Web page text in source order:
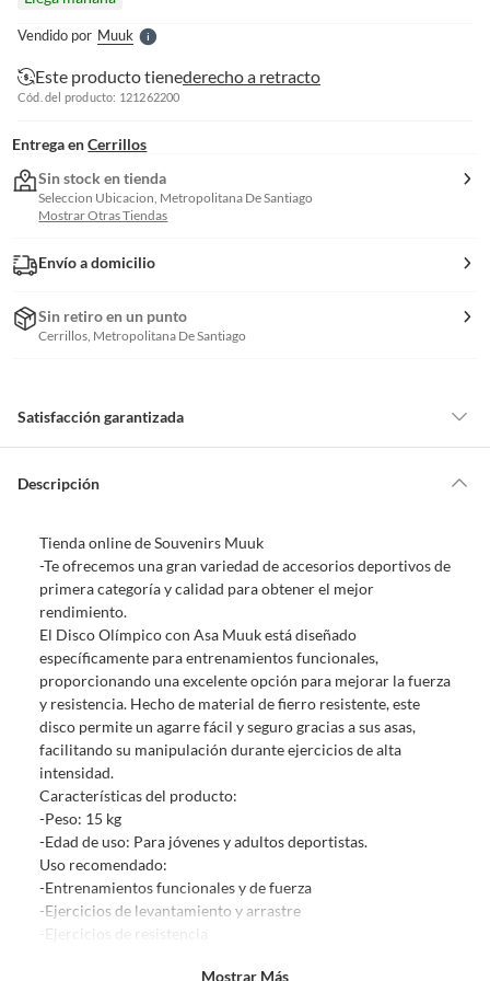
Vendido por MuukS
Este producto tienederecho a retracto
Cód. del producto: 121262200
Entrega en Cerrillos
Sin stock en tienda
Seleccion Ubicacion, Metropolitana De Santiago
Mostrar Otras Tiendas
Envío a domicilio
Sin retiro en un punto
Cerrillos, Metropolitana De Santiago
Satisfacción garantizada
de la compra.
comprado por internet y que hay ciertas categorías que no tienen este
derecho:
Productos que, por su naturaleza, no puedan ser devueltos,
puedan deteriorarse o caducar con rapidez.
Confeccionados a la medida.
De uso personal.
En sodimac.cl te damos30 días desde que recibes el producto. Debe
estar en perfecto estado, con todas sus etiquetas y sin uso, tal como te lo
entregamos.
Productos digitales que se entregan a través de una descarga
electrónica, por ejemplo, cupones de experiencia o programas
para el computador.
Productos a pedido o confeccionados a medida.
Productos que han sido informados como imperfectos, usados,
reparados, abiertos, de segunda selección, remanufacturados o
Descripción
Tienda online de Souvenirs Muuk
-Te ofrecemos una gran variedad de accesorios deportivos de
primera categoría y calidad para obtener el mejor
rendimiento.
El Disco Olímpico con Asa Muuk está diseñado
específicamente para entrenamientos funcionales,
proporcionando una excelente opción para mejorar la fuerza
y resistencia. Hecho de material de fierro resistente, este
disco permite un agarre fácil y seguro gracias a sus asas,
facilitando su manipulación durante ejercicios de alta
intensidad.
Características del producto:
-Peso: 15 kg
-Edad de uso: Para jóvenes y adultos deportistas.
Uso recomendado:
-Entrenamientos funcionales y de fuerza
-Ejercicios de levantamiento y arrastre
-Ejercicios de resistencia
Mostrar Más